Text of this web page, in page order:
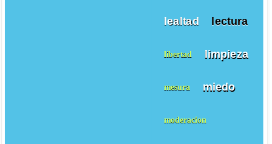
lealtad lectura
libertad limpieza
mesura miedo
moderacion